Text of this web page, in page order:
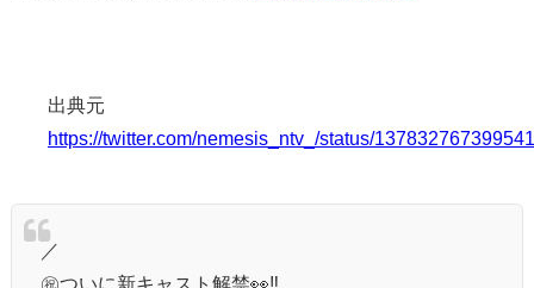
出典元
https://twitter.com/nemesis_ntv_/status/
／
㊗️ついに新キャスト解禁👀‼️